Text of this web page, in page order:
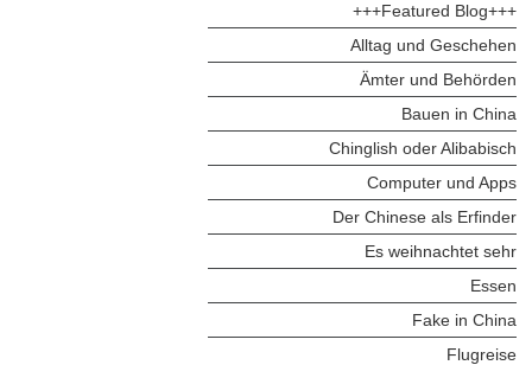
+++Featured Blog+++
Alltag und Geschehen
Ämter und Behörden
Bauen in China
Chinglish oder Alibabisch
Computer und Apps
Der Chinese als Erfinder
Es weihnachtet sehr
Essen
Fake in China
Flugreise